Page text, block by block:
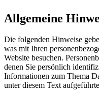
Allgemeine
Die folgenden Hinweise
was mit Ihren
Website besuchen.
denen Sie persönlich
Informationen zum Thema
unter diesem Text